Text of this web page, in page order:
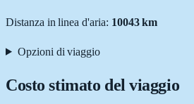
Distanza in linea d'aria: 10043km
Opzioni di viaggio
Costo stimato del viaggio